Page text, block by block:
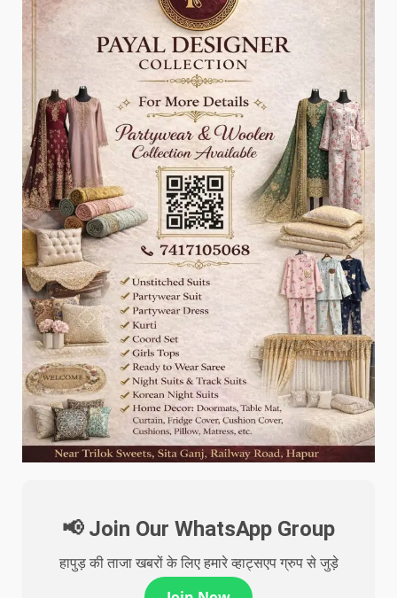
📢 Join Our WhatsApp Group
हापुड़ की ताजा खबरों के लिए हमारे व्हाट्सएप ग्रुप से जुड़े